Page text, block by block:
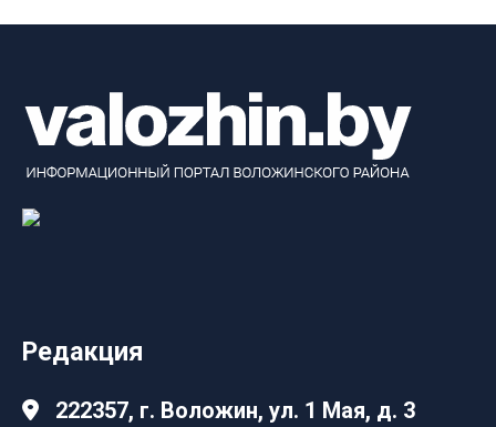
Редакция
222357, г. Воложин, ул. 1 Мая, д. 3